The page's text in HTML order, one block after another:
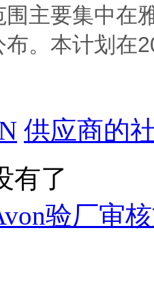
主要集中在
。本计划在
供应商的
有了
验厂审